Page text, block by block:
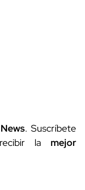
. Suscríbete
lamejor